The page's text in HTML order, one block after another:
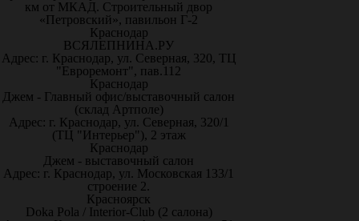
км от МКАД. Строительный двор
«Петровский», павильон Г-2
Краснодар
ВСЯЛЕПНИНА.РУ
Адрес: г. Краснодар, ул. Северная, 320, ТЦ
"Евроремонт", пав.112
Краснодар
Джем - Главный офис/выставочный салон
(склад Артполе)
Адрес: г. Краснодар, ул. Северная, 320/1
(ТЦ "Интерьер"), 2 этаж
Краснодар
Джем - выставочный салон
Адрес: г. Краснодар, ул. Московская 133/1
строение 2.
Красноярск
Doka Pola / Interior-Club (2 салона)